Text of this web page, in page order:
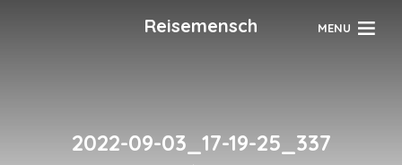
Reisemensch MENU
2022-09-03_17-19-25_337